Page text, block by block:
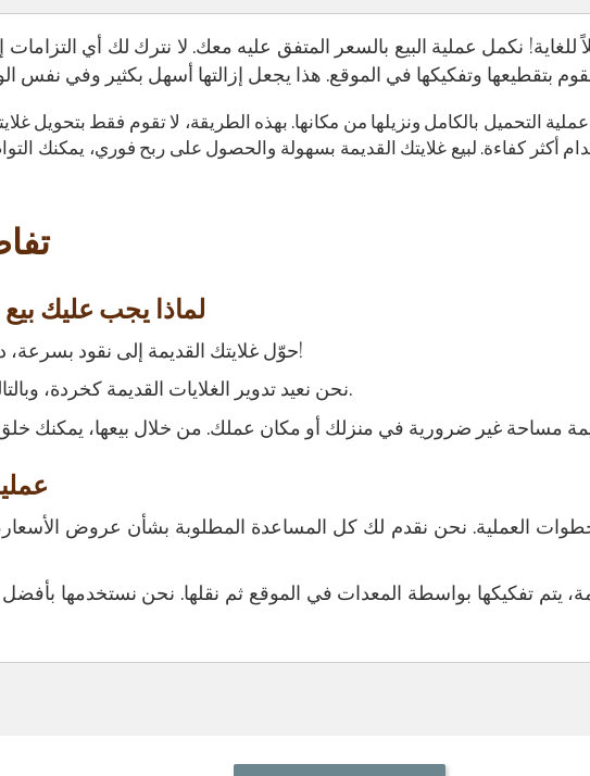
للغاية! نكمل عملية البيع بالسعر المتفق عليه معك. لا نترك لك أي التزامات
التحميل بالكامل ونزيلها من مكانها. بهذه الطريقة، لا تقوم فقط بتحويل
أكثر كفاءة. لبيع غلايتك القديمة بسهولة والحصول على ربح فوري، يمكنك
لماذا يجب عليك
حوّل غلايتك القديمة إلى نقود بسرعة، دون أن ترفع إصبعك!
نحن نعيد تدوير الغلايات القديمة كخردة، وبالتالي نساهم في البيئة.
العملية. نحن نقدم لك كل المساعدة المطلوبة بشأن عروض الأسعار،
يتم تفكيكها بواسطة المعدات في الموقع ثم نقلها. نحن نستخدمها